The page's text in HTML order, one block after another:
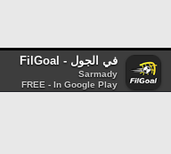
في الجول - FilGoal
Sarmady
FREE - In Google Play